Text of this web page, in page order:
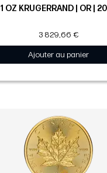
1 OZ KRUGERRAND | OR |
3 829,66 €
Ajouter au panier